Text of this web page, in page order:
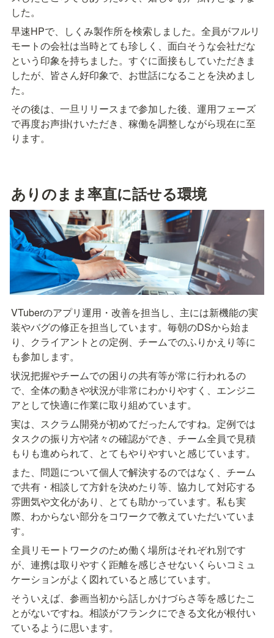
した。
早速HPで、しくみ製作所を検索しました。全員がフルリ
モートの会社は当時とても珍しく、面白そうな会社だな
という印象を持ちました。すぐに面接もしていただきま
したが、皆さん好印象で、お世話になることを決めまし
た。
その後は、一旦リリースまで参加した後、運用フェーズ
で再度お声掛けいただき、稼働を調整しながら現在に至
ります。
ありのまま率直に話せる環境
VTuberのアプリ運用・改善を担当し、主には新機能の実
装やバグの修正を担当しています。毎朝のDSから始ま
り、クライアントとの定例、チームでのふりかえり等に
も参加します。
状況把握やチームでの困りの共有等が常に行われるの
で、全体の動きや状況が非常にわかりやすく、エンジニ
アとして快適に作業に取り組めています。
実は、スクラム開発が初めてだったんですね。定例では
タスクの振り方や諸々の確認ができ、チーム全員で見積
もりも進められて、とてもやりやすいと感じています。
また、問題について個人で解決するのではなく、チーム
で共有・相談して方針を決めたり等、協力して対応する
雰囲気や文化があり、とても助かっています。私も実
際、わからない部分をコワークで教えていただいていま
す。
全員リモートワークのため働く場所はそれぞれ別です
が、連携は取りやすく距離を感じさせないくらいコミュ
ケーションがよく図れていると感じています。
そういえば、参画当初から話しかけづらさ等を感じたこ
とがないですね。相談がフランクにできる文化が根付い
ているように思います。